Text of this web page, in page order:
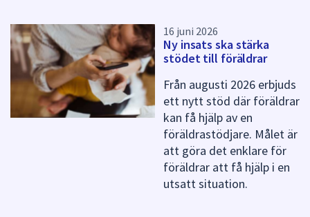
16 juni 2026
Ny insats ska stärka
stödet till föräldrar
Från augusti 2026 erbjuds
ett nytt stöd där föräldrar
kan få hjälp av en
föräldrastödjare. Målet är
att göra det enklare för
föräldrar att få hjälp i en
utsatt situation.